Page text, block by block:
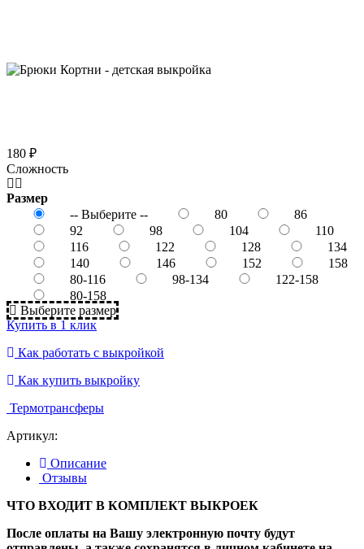
180 ₽
Сложность
Размер
-- Выберите --
80
86
92
98 104
110
116
122 128
134
140
146 152
158
80-116
98-134
122-158
80-158
Выберите размер
Купить в 1 клик
Как работать с выкройкой
Как купить выкройку
Термотрансферы
Артикул:
Описание
Отзывы
ЧТО ВХОДИТ В КОМПЛЕКТ ВЫКРОЕК
После оплаты на Вашу электронную почту будут